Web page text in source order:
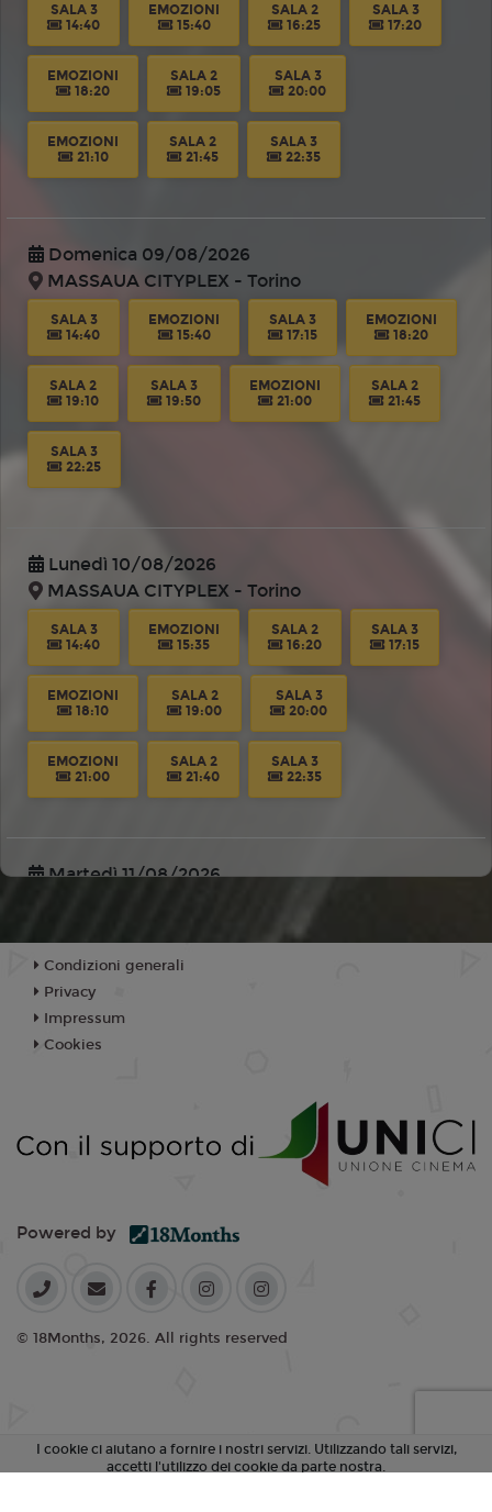
SALA 3
14:40
EMOZIONI
15:40
SALA 2
16:25
SALA 3
17:20
EMOZIONI
18:20
SALA 2
19:05
SALA 3
20:00
EMOZIONI
21:10
SALA 2
21:45
SALA 3
22:35
Domenica 09/08/2026
MASSAUA CITYPLEX - Torino
SALA 3
14:40
EMOZIONI
15:40
SALA 3
17:15
EMOZIONI
18:20
SALA 2
19:10
SALA 3
19:50
EMOZIONI
21:00
SALA 2
21:45
SALA 3
22:25
Lunedì 10/08/2026
MASSAUA CITYPLEX - Torino
SALA 3
14:40
EMOZIONI
15:35
SALA 2
16:20
SALA 3
17:15
EMOZIONI
18:10
SALA 2
19:00
SALA 3
20:00
EMOZIONI
21:00
SALA 2
21:40
SALA 3
22:35
Martedì 11/08/2026
SALA 2
EMOZIONI
18:10
Condizioni generali
Privacy
Impressum
Cookies
Powered by
© 18Months, 2026. All rights reserved
I cookie ci aiutano a fornire i nostri servizi. Utilizzando tali servizi,
accetti l'utilizzo dei cookie da parte nostra.